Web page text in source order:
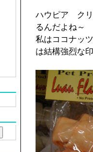
ハウピア クリ
るんだよね～
私はココナッ
は結構強烈な